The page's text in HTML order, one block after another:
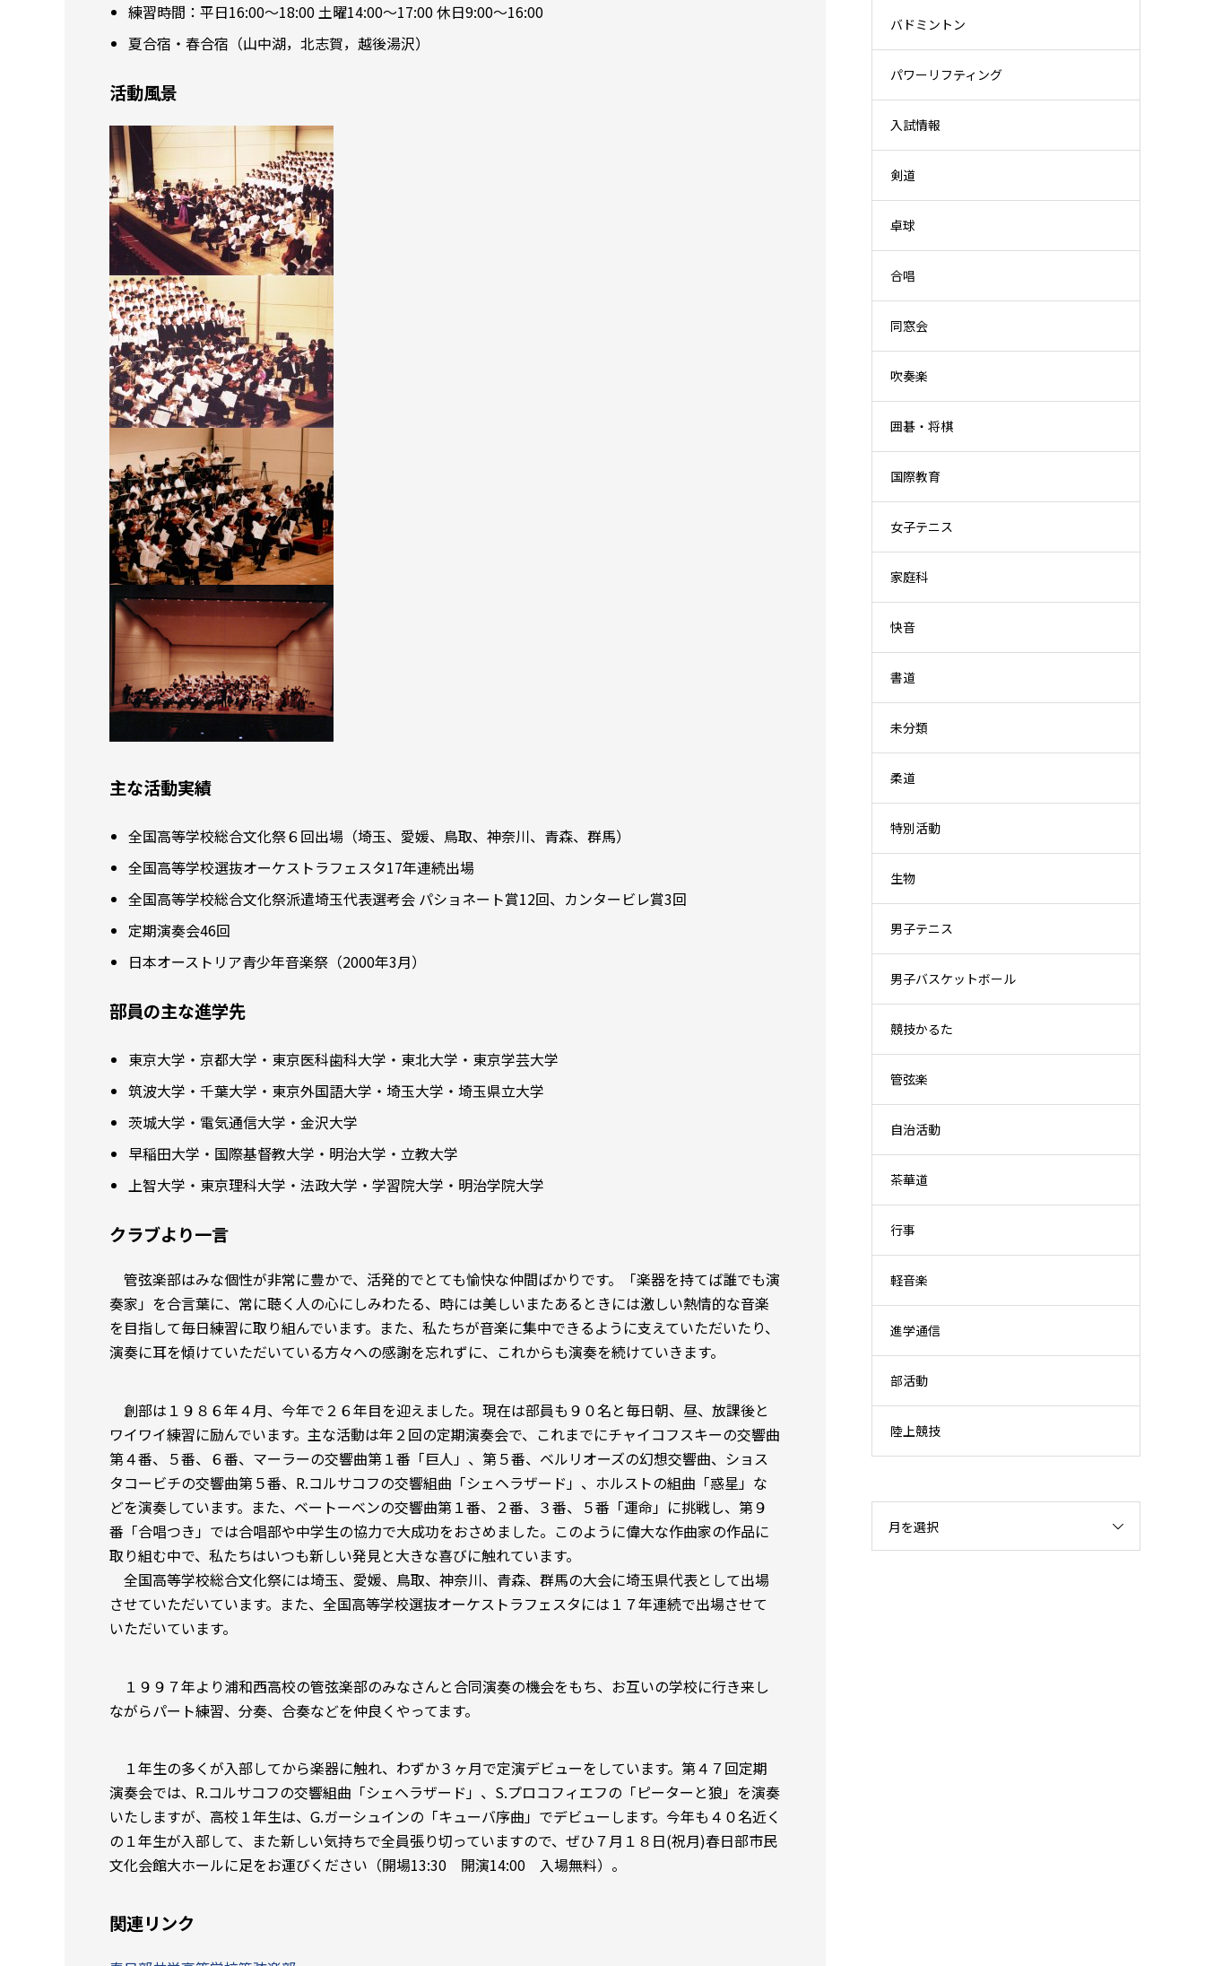
練習時間：平日16:00～18:00 土曜14:00～17:00 休日9:00～16:00
夏合宿・春合宿（山中湖，北志賀，越後湯沢）
活動風景
主な活動実績
全国高等学校総合文化祭６回出場（埼玉、愛媛、鳥取、神奈川、青森、群馬）
全国高等学校選抜オーケストラフェスタ17年連続出場
全国高等学校総合文化祭派遣埼玉代表選考会 パショネート賞12回、カンタービレ賞3回
定期演奏会46回
日本オーストリア青少年音楽祭（2000年3月）
部員の主な進学先
東京大学・京都大学・東京医科歯科大学・東北大学・東京学芸大学
筑波大学・千葉大学・東京外国語大学・埼玉大学・埼玉県立大学
茨城大学・電気通信大学・金沢大学
早稲田大学・国際基督教大学・明治大学・立教大学
上智大学・東京理科大学・法政大学・学習院大学・明治学院大学
クラブより一言
管弦楽部はみな個性が非常に豊かで、活発的でとても愉快な仲間ばかりです。「楽器を持てば誰でも演
奏家」を合言葉に、常に聴く人の心にしみわたる、時には美しいまたあるときには激しい熱情的な音楽
を目指して毎日練習に取り組んでいます。また、私たちが音楽に集中できるように支えていただいたり、
演奏に耳を傾けていただいている方々への感謝を忘れずに、これからも演奏を続けていきます。
創部は１９８６年４月、今年で２６年目を迎えました。現在は部員も９０名と毎日朝、昼、放課後と
ワイワイ練習に励んでいます。主な活動は年２回の定期演奏会で、これまでにチャイコフスキーの交響曲
第４番、５番、６番、マーラーの交響曲第１番「巨人」、第５番、ベルリオーズの幻想交響曲、ショス
タコービチの交響曲第５番、R.コルサコフの交響組曲「シェヘラザード」、ホルストの組曲「惑星」な
どを演奏しています。また、ベートーベンの交響曲第１番、２番、３番、５番「運命」に挑戦し、第９
番「合唱つき」では合唱部や中学生の協力で大成功をおさめました。このように偉大な作曲家の作品に
取り組む中で、私たちはいつも新しい発見と大きな喜びに触れています。
全国高等学校総合文化祭には埼玉、愛媛、鳥取、神奈川、青森、群馬の大会に埼玉県代表として出場
させていただいています。また、全国高等学校選抜オーケストラフェスタには１７年連続で出場させて
いただいています。
１９９７年より浦和西高校の管弦楽部のみなさんと合同演奏の機会をもち、お互いの学校に行き来し
ながらパート練習、分奏、合奏などを仲良くやってます。
１年生の多くが入部してから楽器に触れ、わずか３ヶ月で定演デビューをしています。第４７回定期
演奏会では、R.コルサコフの交響組曲「シェヘラザード」、S.プロコフィエフの「ピーターと狼」を演奏
いたしますが、高校１年生は、G.ガーシュインの「キューバ序曲」でデビューします。今年も４０名近く
の１年生が入部して、また新しい気持ちで全員張り切っていますので、ぜひ７月１８日(祝月)春日部市民
文化会館大ホールに足をお運びください（開場13:30 開演14:00 入場無料）。
関連リンク
バドミントン
パワーリフティング
入試情報
剣道
卓球
合唱
同窓会
吹奏楽
囲碁・将棋
国際教育
女子テニス
家庭科
快音
書道
未分類
柔道
特別活動
生物
男子テニス
男子バスケットボール
競技かるた
管弦楽
自治活動
茶華道
行事
軽音楽
進学通信
部活動
陸上競技
月を選択